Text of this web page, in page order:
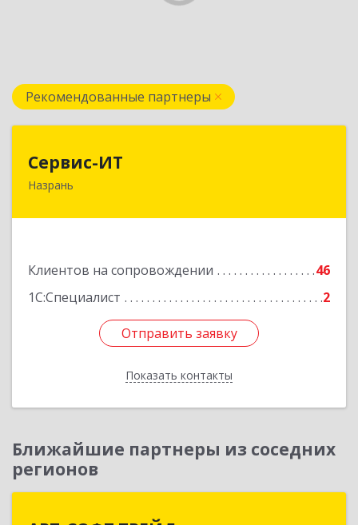
Рекомендованные партнеры
Сервис-ИТ
Назрань
Клиентов на сопровождении
46
1С:Специалист
2
Отправить заявку
Показать контакты
Подробнее
Отправить заявку
Назад
Ближайшие партнеры из соседних
регионов